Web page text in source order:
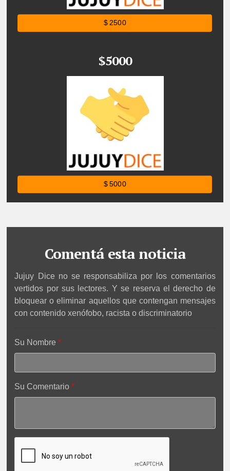
$ 2500
$5000
$ 5000
Comentá esta noticia
Jujuy Dice no se responsabiliza por los comentarios
vertidos por sus lectores. Y se reserva el derecho de
bloquear o eliminar aquellos que contengan mensajes
con contenido xenófobo, racista o discriminatorio
Su Nombre
Su Comentario